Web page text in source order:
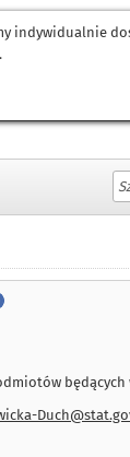
indywidualnie
będących